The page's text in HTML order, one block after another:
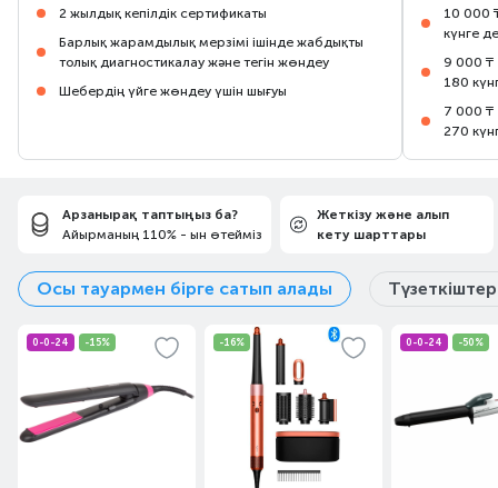
2 жылдық кепілдік сертификаты
Барлық жарамдылық мерзімі ішінде жабдықты
толық диагностикалау және тегін жөндеу
Шебердің үйге жөндеу үшін шығуы
10 000
күнге
9 000 ₸
180
7 000 ₸
270
Арзанырақ таптыңыз ба?
Айырманың 110% - ын өтейміз
Жеткізу және алып
кету шарттары
Осы тауармен бірге сатып алады Түзеткіштер
0-0-24 -15% -16% 0-0-24 -50%